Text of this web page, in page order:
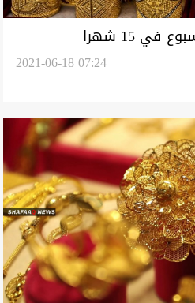
15 شهرا
2021-06-18 07:24